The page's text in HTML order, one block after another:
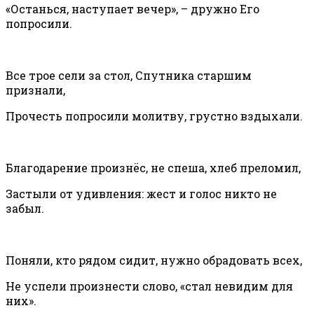
«Останься, наступает вечер», – дружно Его
попросили.
Все трое сели за стол, Спутника старшим
признали,
Прочесть попросили молитву, грустно вздыхали.
Благодарение произнёс, не спеша, хлеб преломил,
Застыли от удивления: жест и голос никто не
забыл.
Поняли, кто рядом сидит, нужно обрадовать всех,
Не успели произнести слово, «стал невидим для
них».